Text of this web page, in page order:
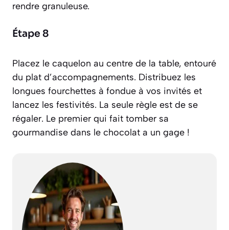
rendre granuleuse.
Étape 8
Placez le caquelon au centre de la table, entouré
du plat d’accompagnements. Distribuez les
longues fourchettes à fondue à vos invités et
lancez les festivités. La seule règle est de se
régaler. Le premier qui fait tomber sa
gourmandise dans le chocolat a un gage !